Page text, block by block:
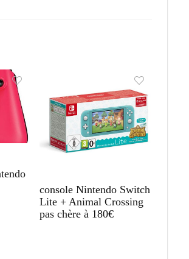
console Nintendo Switch
Lite + Animal Crossing
pas chère à 180€